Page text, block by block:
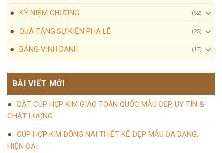
KỶ NIỆM CHƯƠNG (52)
QUÀ TẶNG SỰ KIỆN PHA LÊ (25)
BẢNG VINH DANH (17)
BÀI VIẾT MỚI
ĐẶT CÚP HỢP KIM GIAO TOÀN QUỐC MẪU ĐẸP, UY TÍN &
CHẤT LƯỢNG
CÚP HỢP KIM ĐỒNG NAI THIẾT KẾ ĐẸP MẪU ĐA DẠNG,
HIỆN ĐẠI